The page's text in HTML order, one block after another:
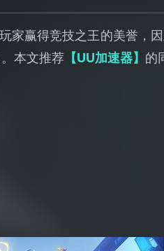
家赢得竞技之王的美誉，
本文推荐 【UU加速器】 的